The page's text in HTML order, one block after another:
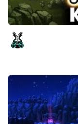
Грядки,